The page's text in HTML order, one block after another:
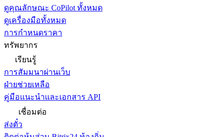
ดูคุณลักษณะ CoPilot ทั้งหมด
ดูเครื่องมือทั้งหมด
การกำหนดราคา
ทรัพยากร
เรียนรู้
การสัมมนาผ่านเว็บ
ฝ่ายช่วยเหลือ
คู่มือแนะนำและเอกสาร API
เชื่อมต่อ
ส่งตั๋ว